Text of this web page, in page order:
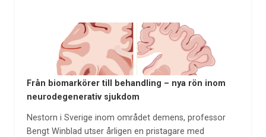
Från biomarkörer till behandling – nya rön inom
neurodegenerativ sjukdom
Nestorn i Sverige inom området demens, professor
Bengt Winblad utser årligen en pristagare med